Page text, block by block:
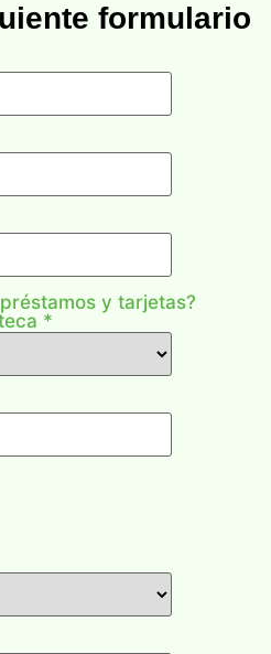
formulario
de si
legales
y tarjetas?
*